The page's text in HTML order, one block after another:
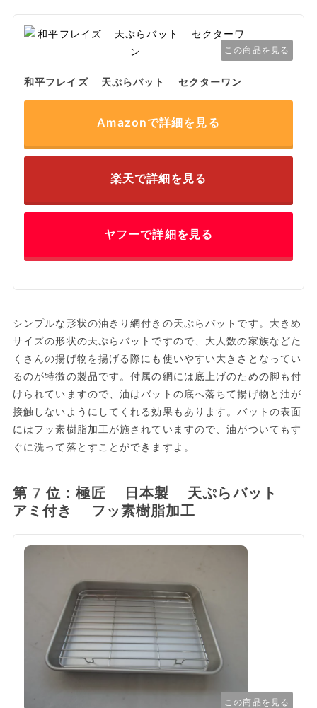
この商品を見る
和平フレイズ 天ぷらバット セクターワン
Amazonで詳細を見る
楽天で詳細を見る
ヤフーで詳細を見る
シンプルな形状の油きり網付きの天ぷらバットです。大きめ
サイズの形状の天ぷらバットですので、大人数の家族などた
くさんの揚げ物を揚げる際にも使いやすい大きさとなってい
るのが特徴の製品です。付属の網には底上げのための脚も付
けられていますので、油はバットの底へ落ちて揚げ物と油が
接触しないようにしてくれる効果もあります。バットの表面
にはフッ素樹脂加工が施されていますので、油がついてもす
ぐに洗って落とすことができますよ。
第7位：極匠 日本製 天ぷらバット
アミ付き フッ素樹脂加工
この商品を見る